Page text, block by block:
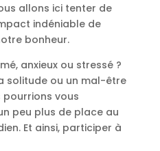
allons ici tenter de
indéniable de
bonheur.
anxieux ou stressé ?
solitude ou un mal-être
pourrions vous
peu plus de place au
Et ainsi, participer à